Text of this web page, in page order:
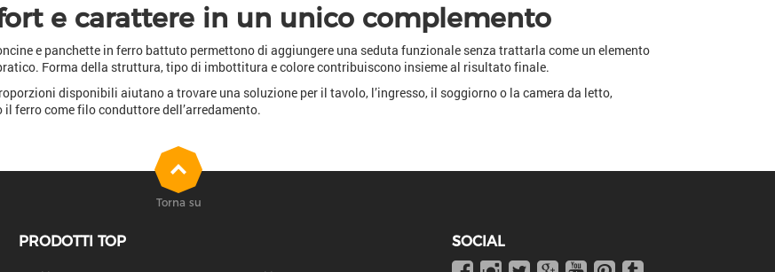
e carattere in un unico complemento
e panchette in ferro battuto permettono di aggiungere una seduta funzionale senza trattarla come un elemento
Forma della struttura, tipo di imbottitura e colore contribuiscono insieme al risultato finale.
disponibili aiutano a trovare una soluzione per il tavolo, l’ingresso, il soggiorno o la camera da letto,
il ferro come filo conduttore dell’arredamento.
PRODOTTI TOP SOCIAL
Torna su